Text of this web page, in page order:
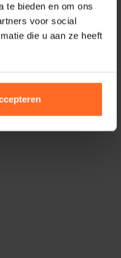
te bieden en om ons
voor social
die u aan ze heeft